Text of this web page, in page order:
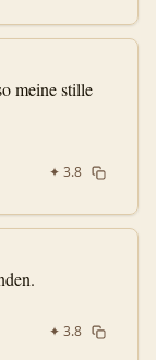
meine stille
✦ 3.8
✦ 3.8